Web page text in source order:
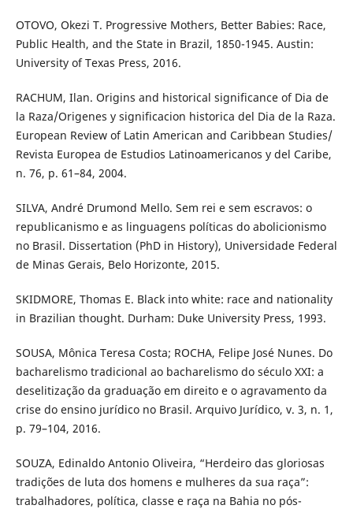
OTOVO, Okezi T. Progressive Mothers, Better Babies: Race,
Public Health, and the State in Brazil, 1850-1945. Austin:
University of Texas Press, 2016.
RACHUM, Ilan. Origins and historical significance of Dia de
la Raza/Origenes y significacion historica del Dia de la Raza.
European Review of Latin American and Caribbean Studies/
Revista Europea de Estudios Latinoamericanos y del Caribe,
n. 76, p. 61–84, 2004.
SILVA, André Drumond Mello. Sem rei e sem escravos: o
republicanismo e as linguagens políticas do abolicionismo
no Brasil. Dissertation (PhD in History), Universidade Federal
de Minas Gerais, Belo Horizonte, 2015.
SKIDMORE, Thomas E. Black into white: race and nationality
in Brazilian thought. Durham: Duke University Press, 1993.
SOUSA, Mônica Teresa Costa; ROCHA, Felipe José Nunes. Do
bacharelismo tradicional ao bacharelismo do século XXI: a
deselitização da graduação em direito e o agravamento da
crise do ensino jurídico no Brasil. Arquivo Jurídico, v. 3, n. 1,
p. 79–104, 2016.
SOUZA, Edinaldo Antonio Oliveira, “Herdeiro das gloriosas
tradições de luta dos homens e mulheres da sua raça”:
trabalhadores, política, classe e raça na Bahia no pós-